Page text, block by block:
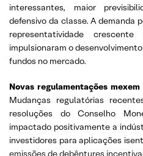
interessantes, maior
defensivo da classe. A demanda
representatividade
impulsionaram o
fundos no mercado.
Novas regulamentações
Mudanças regulatórias
resoluções do Conselho
impactado positivamente a
investidores para aplicações
emissões de debêntures